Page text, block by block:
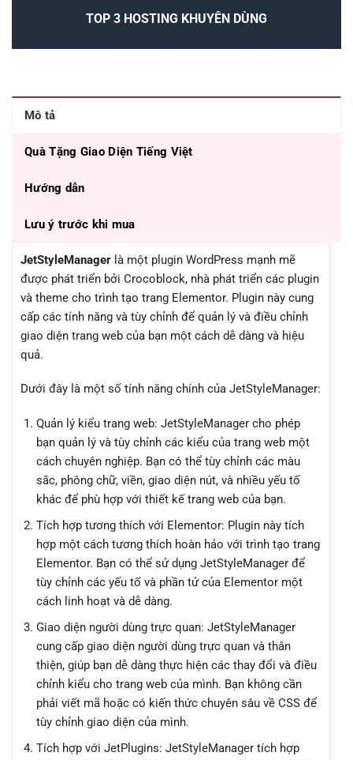
TOP 3 HOSTING KHUYÊN DÙNG
Mô tả
Quà Tặng Giao Diện Tiếng Việt
Hướng dẫn
Lưu ý trước khi mua
JetStyleManager là một plugin WordPress mạnh mẽ
được phát triển bởi Crocoblock, nhà phát triển các plugin
và theme cho trình tạo trang Elementor. Plugin này cung
cấp các tính năng và tùy chỉnh để quản lý và điều chỉnh
giao diện trang web của bạn một cách dễ dàng và hiệu
quả.
Dưới đây là một số tính năng chính của JetStyleManager:
Quản lý kiểu trang web: JetStyleManager cho phép
bạn quản lý và tùy chỉnh các kiểu của trang web một
cách chuyên nghiệp. Bạn có thể tùy chỉnh các màu
sắc, phông chữ, viền, giao diện nút, và nhiều yếu tố
khác để phù hợp với thiết kế trang web của bạn.
Tích hợp tương thích với Elementor: Plugin này tích
hợp một cách tương thích hoàn hảo với trình tạo trang
Elementor. Bạn có thể sử dụng JetStyleManager để
tùy chỉnh các yếu tố và phần tử của Elementor một
cách linh hoạt và dễ dàng.
Giao diện người dùng trực quan: JetStyleManager
cung cấp giao diện người dùng trực quan và thân
thiện, giúp bạn dễ dàng thực hiện các thay đổi và điều
chỉnh kiểu cho trang web của mình. Bạn không cần
phải viết mã hoặc có kiến thức chuyên sâu về CSS để
tùy chỉnh giao diện của mình.
Tích hợp với JetPlugins: JetStyleManager tích hợp